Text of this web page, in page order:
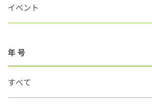
お問合せ
AGORA
イベント
年 号
すべて